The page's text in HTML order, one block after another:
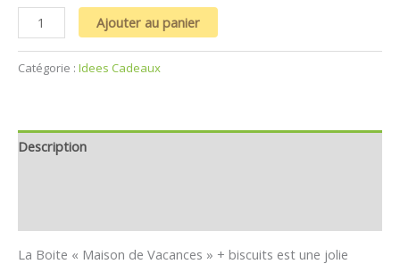
Ajouter au panier
Catégorie : Idees Cadeaux
Description
La Boite « Maison de Vacances » + biscuits est une jolie